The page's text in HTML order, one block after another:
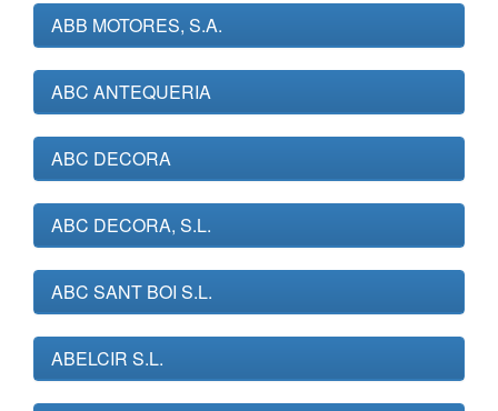
ABB MOTORES, S.A.
ABC ANTEQUERIA
ABC DECORA
ABC DECORA, S.L.
ABC SANT BOI S.L.
ABELCIR S.L.